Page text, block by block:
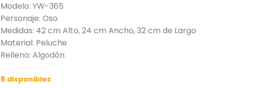
Modelo: YW-365
Personaje: Oso
Medidas: 42 cm Alto, 24 cm Ancho, 32 cm de Largo
Material: Peluche
Relleno: Algodón
8 disponibles